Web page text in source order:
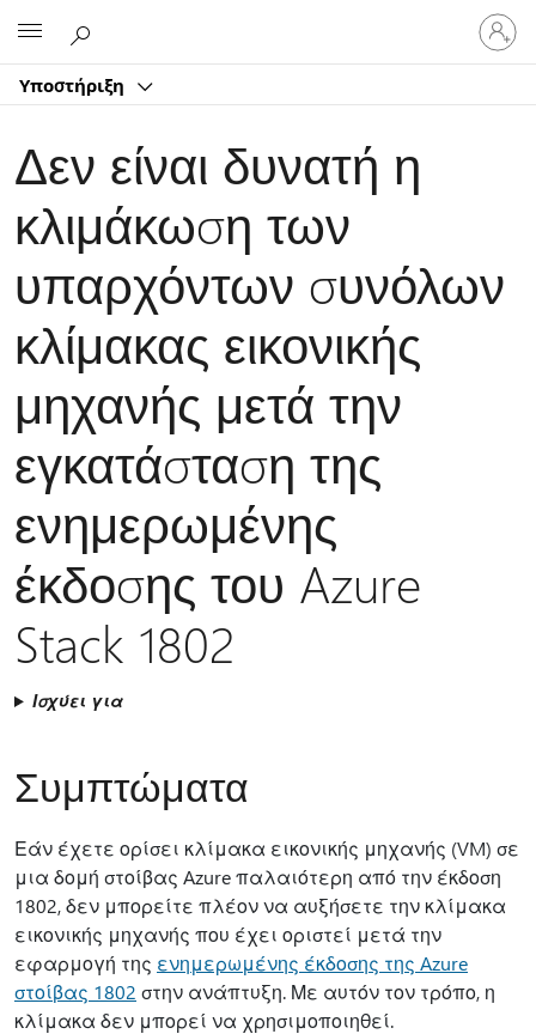
Υποστήριξη
Είσοδος
στον
Δεν είναι δυνατή η
κλιμάκωση των
υπαρχόντων συνόλων
κλίμακας εικονικής
μηχανής μετά την
εγκατάσταση της
ενημερωμένης
έκδοσης του Azure
Stack 1802
Ισχύει για
Συμπτώματα
Εάν έχετε ορίσει κλίμακα εικονικής μηχανής (VM) σε
μια δομή στοίβας Azure παλαιότερη από την έκδοση
1802, δεν μπορείτε πλέον να αυξήσετε την κλίμακα
εικονικής μηχανής που έχει οριστεί μετά την
εφαρμογή της ενημερωμένης έκδοσης της Azure
στοίβας 1802 στην ανάπτυξη. Με αυτόν τον τρόπο, η
κλίμακα δεν μπορεί να χρησιμοποιηθεί.